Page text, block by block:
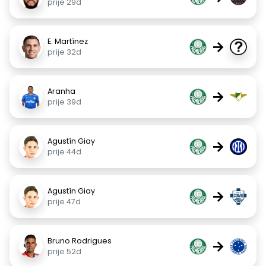
prije 29d
E. Martínez
prije 32d
→
Aranha
prije 39d
→
Agustín Giay
prije 44d
→
Agustín Giay
prije 47d
→
Bruno Rodrigues
prije 52d
→